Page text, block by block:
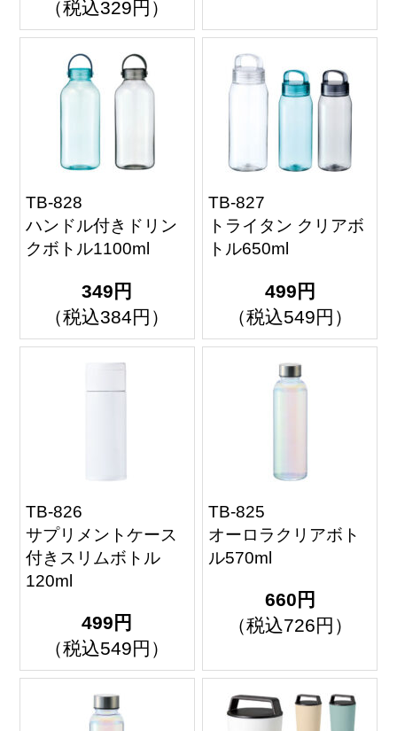
（税込329円）
TB-828
ハンドル付きドリン
クボトル1100ml
349円
（税込384円）
TB-827
トライタン クリアボ
トル650ml
499円
（税込549円）
TB-826
サプリメントケース
付きスリムボトル
120ml
499円
（税込549円）
TB-825
オーロラクリアボト
ル570ml
660円
（税込726円）